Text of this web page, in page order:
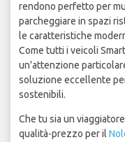
rendono perfetto per
parcheggiare in spazi
le caratteristiche
Come tutti i veicoli
un'attenzione
soluzione eccellente
sostenibili.
Che tu sia un
qualità-prezzo per il